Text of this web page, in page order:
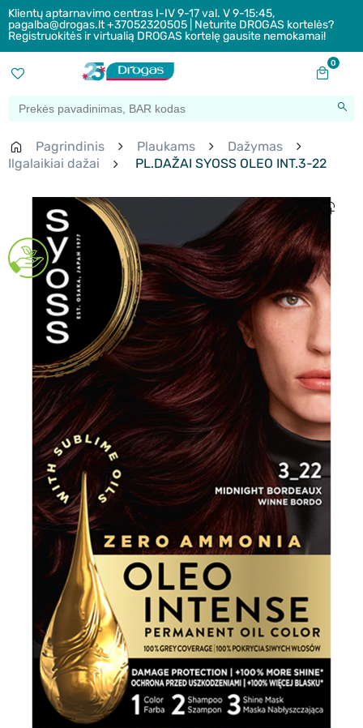
Klientų aptarnavimo centras I-IV 9-17 val. V 9-15:45,
pagalba@drogas.lt +37052320505 | Neturite DROGAS kortelės?
Registruokitės ir virtualią DROGAS kortelę gausite nemokamai!
0
Pagrindinis Plaukams
Dažymas
Ilgalaikiai dažai
PL.DAŽAI SYOSS OLEO INT.3-22